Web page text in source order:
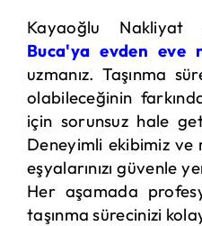
Kayaoğlu Nakliyat
Buca'ya evden eve
uzmanız. Taşınma
olabileceğinin
için sorunsuz hale
Deneyimli ekibimiz
eşyalarınızı güvenle
Her aşamada
taşınma sürecinizi